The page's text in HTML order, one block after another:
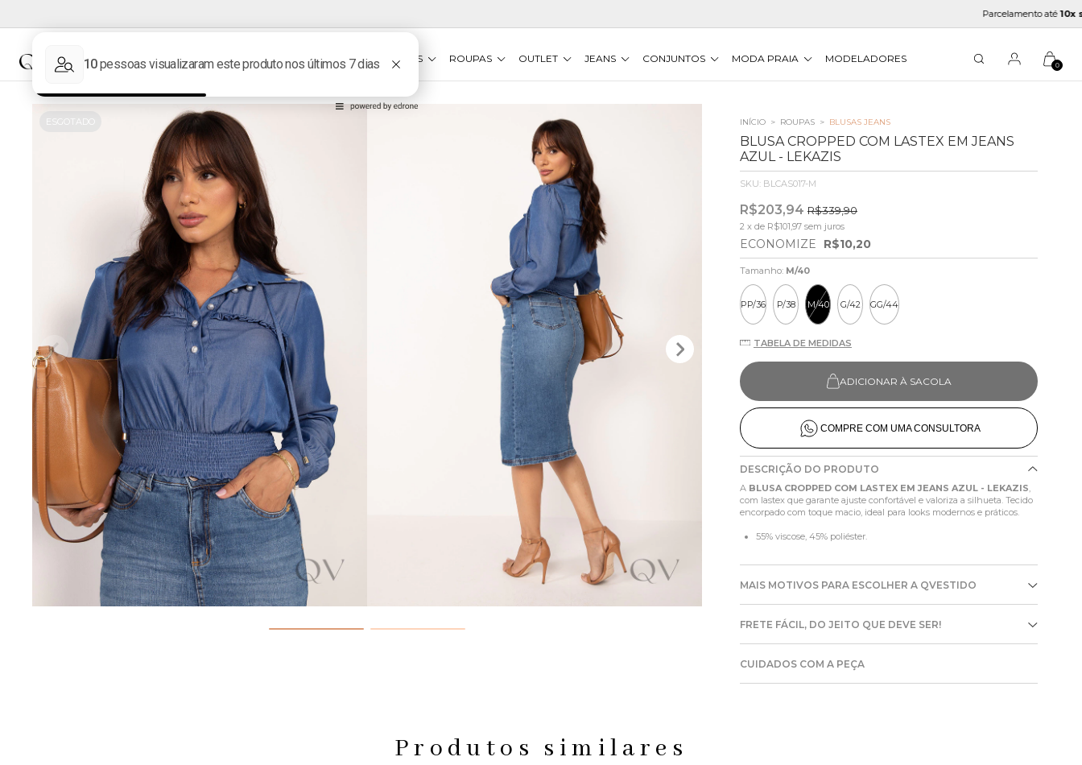
Parcelamento até10x sem
NOVIDADES MARCAS VESTIDOS ROUPAS OUTLET JEANS CONJUNTOS MODA PRAIA MODELADORES 0
ESGOTADO INÍCIO > ROUPAS > BLUSAS JEANS
BLUSA CROPPED COM LASTEX EM JEANS
AZUL - LEKAZIS
SKU: BLCAS017-M
R$203,94 R$339,90
2 x de R$101,97 sem juros
ECONOMIZE R$10,20
Tamanho: M/40
PP/36 P/38 M/40 G/42 GG/44
TABELA DE MEDIDAS
ADICIONAR À SACOLA
COMPRE COM UMA CONSULTORA
DESCRIÇÃO DO PRODUTO
A BLUSA CROPPED COM LASTEX EM JEANS AZUL - LEKAZIS,
com lastex que garante ajuste confortável e valoriza a silhueta. Tecido
encorpado com toque macio, ideal para looks modernos e práticos.
55% viscose, 45% poliéster.
MAIS MOTIVOS PARA ESCOLHER A QVESTIDO
FRETE FÁCIL, DO JEITO QUE DEVE SER!
CUIDADOS COM A PEÇA
Produtos similares